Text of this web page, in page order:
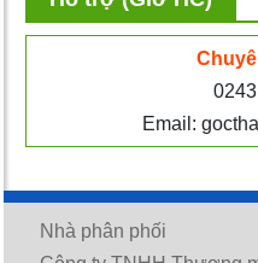
Email:
Nhà phân phối